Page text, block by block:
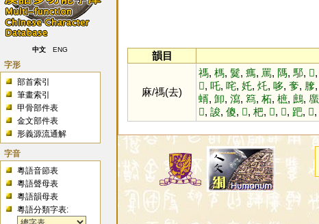
中文 ENG
字形
部首索引
筆畫索引
甲骨部件表
金文部件表
形義源流通解
字音
粵語音節表
粵語聲母表
粵語韻母表
粵語分類字表:
韻目
麻/禡(去)
禡, 榪, 鬕, 㾺, 罵, 䧞, 䣕, 𧪨,
𧬮, 吒, 咤, 奼, 灹, 哆, 奓, 䐒,
蝑, 卸, 瀉, 䉣, 柘, 樜, 鷓, 䗪
𡕒, 誜, 傻, 𤝡, 杷, 𩹏, 𦫙, 跁, 𥝧,